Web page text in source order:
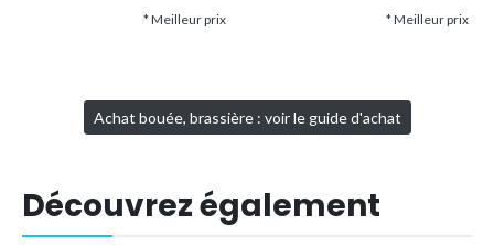
* Meilleur prix * Meilleur prix
Achat bouée, brassière : voir le guide d'achat
Découvrez également